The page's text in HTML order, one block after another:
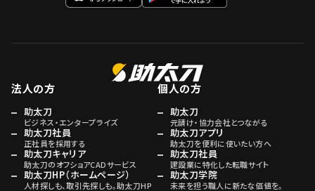
法人の方
助太刀
ビジネス・エンタープライズ
助太刀社員
正社員を採用する
助太刀キャリア
助太刀のオフショアCADサービス
助太刀HP（ホームページ）
人材探しも、取引先探しも。助太刀HP
個人の方
助太刀
元請け・協力会社とつながる
助太刀アプリ
助太刀を便利に使いたい方へ
助太刀社員
建設業に特化した転職サイト
助太刀学院
未来を担う職人に新たな価値を。